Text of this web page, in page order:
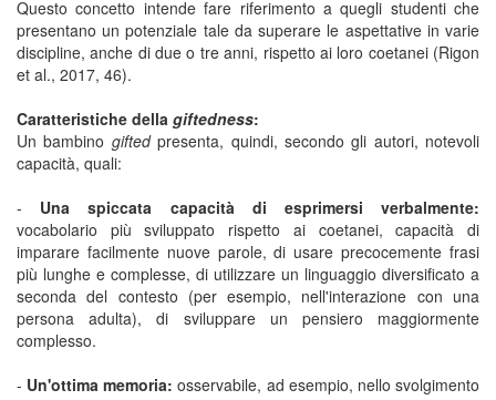
Questo concetto intende fare riferimento a quegli studenti che
presentano un potenziale tale da superare le aspettative in varie
discipline, anche di due o tre anni, rispetto ai loro coetanei (Rigon
et al., 2017, 46).
Caratteristiche della giftedness:
Un bambino giftedpresenta, quindi, secondo gli autori, notevoli
capacità, quali:
- Una spiccata capacità di esprimersi verbalmente:
vocabolario più sviluppato rispetto ai coetanei, capacità di
imparare facilmente nuove parole, di usare precocemente frasi
più lunghe e complesse, di utilizzare un linguaggio diversificato a
seconda del contesto (per esempio, nell'interazione con una
persona adulta), di sviluppare un pensiero maggiormente
complesso.
- Un'ottima memoria:osservabile, ad esempio, nello svolgimento